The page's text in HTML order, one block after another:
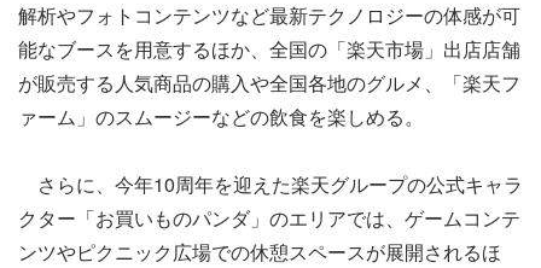
解析やフォトコンテンツなど最新テクノロジーの体感が可
能なブースを用意するほか、全国の「楽天市場」出店店舗
が販売する人気商品の購入や全国各地のグルメ、「楽天フ
ァーム」のスムージーなどの飲食を楽しめる。
さらに、今年10周年を迎えた楽天グループの公式キャラ
クター「お買いものパンダ」のエリアでは、ゲームコンテ
ンツやピクニック広場での休憩スペースが展開されるほ